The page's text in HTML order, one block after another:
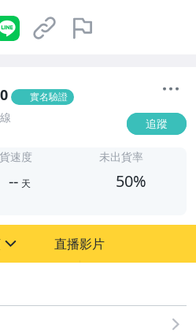
實名驗證
追蹤
速度
-- 天
未出貨率
50%
直播影片